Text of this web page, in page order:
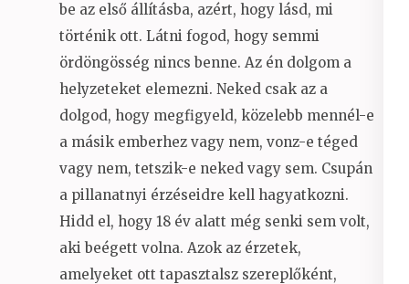
be az első állításba, azért, hogy lásd, mi
történik ott. Látni fogod, hogy semmi
ördöngösség nincs benne. Az én dolgom a
helyzeteket elemezni. Neked csak az a
dolgod, hogy megfigyeld, közelebb mennél-e
a másik emberhez vagy nem, vonz-e téged
vagy nem, tetszik-e neked vagy sem. Csupán
a pillanatnyi érzéseidre kell hagyatkozni.
Hidd el, hogy 18 év alatt még senki sem volt,
aki beégett volna. Azok az érzetek,
amelyeket ott tapasztalsz szereplőként,